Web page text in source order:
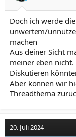
Doch ich werde
unwertem/
machen.
Aus deiner Sicht
meiner eben
Diskutieren
Aber können wir
Threadthema
20. Juli 2024